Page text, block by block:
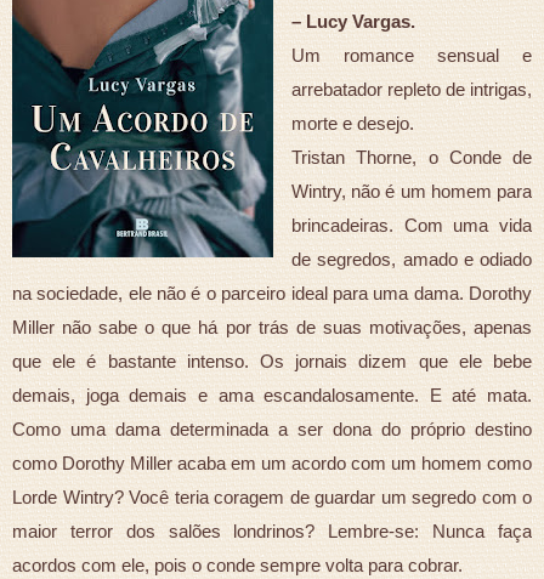
– Lucy Vargas.
Um romance sensual e
arrebatador repleto de intrigas,
morte e desejo.
Tristan Thorne, o Conde de
Wintry, não é um homem para
brincadeiras. Com uma vida
de segredos, amado e odiado
na sociedade, ele não é o parceiro ideal para uma dama. Dorothy
Miller não sabe o que há por trás de suas motivações, apenas
que ele é bastante intenso. Os jornais dizem que ele bebe
demais, joga demais e ama escandalosamente. E até mata.
Como uma dama determinada a ser dona do próprio destino
como Dorothy Miller acaba em um acordo com um homem como
Lorde Wintry? Você teria coragem de guardar um segredo com o
maior terror dos salões londrinos? Lembre-se: Nunca faça
acordos com ele, pois o conde sempre volta para cobrar.